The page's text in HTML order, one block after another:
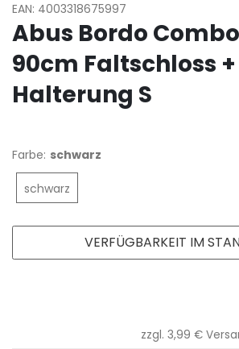
EAN: 4003318675997
Abus Bordo
90cm Faltschloss +
Halterung S
Farbe: schwarz
schwarz
zzgl. 3,99 €
VERFÜGBARKEIT IM